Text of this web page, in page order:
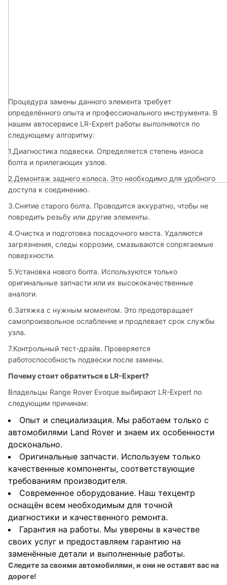
Процедура замены данного элемента требует
определённого опыта и профессионального инструмента. В
нашем автосервисе LR-Expert работы выполняются по
следующему алгоритму:
1.Диагностика подвески. Определяется степень износа
болта и прилегающих узлов.
2.Демонтаж заднего колеса. Это необходимо для удобного
доступа к соединению.
3.Снятие старого болта. Проводится аккуратно, чтобы не
повредить резьбу или другие элементы.
4.Очистка и подготовка посадочного места. Удаляются
загрязнения, следы коррозии, смазываются сопрягаемые
поверхности.
5.Установка нового болта. Используются только
оригинальные запчасти или их высококачественные
аналоги.
6.Затяжка с нужным моментом. Это предотвращает
самопроизвольное ослабление и продлевает срок службы
узла.
7.Контрольный тест-драйв. Проверяется
работоспособность подвески после замены.
Почему стоит обратиться в LR-Expert?
Владельцы Range Rover Evoque выбирают LR-Expert по
следующим причинам:
Опыт и специализация. Мы работаем только с
автомобилями Land Rover и знаем их особенности
досконально.
Оригинальные запчасти. Используем только
качественные компоненты, соответствующие
требованиям производителя.
Современное оборудование. Наш техцентр
оснащён всем необходимым для точной
диагностики и качественного ремонта.
Гарантия на работы. Мы уверены в качестве
своих услуг и предоставляем гарантию на
заменённые детали и выполненные работы.
Следите за своими автомобилями, и они не оставят вас на
дороге!